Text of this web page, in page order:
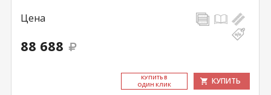
Цена
88 688
КУ­ПИТЬ В
ОДИН КЛИК
КУПИТЬ